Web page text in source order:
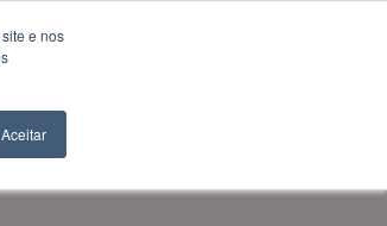
e nos
Aceitar